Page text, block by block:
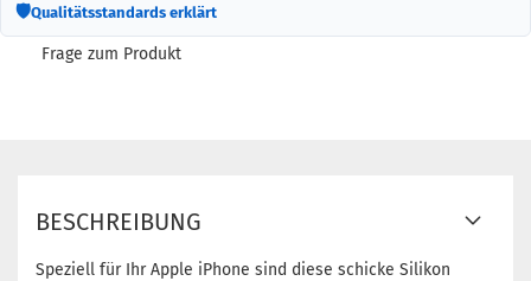
🛡Qualitätsstandards erklärt
Frage zum Produkt
BESCHREIBUNG
Speziell für Ihr Apple iPhone sind diese schicke Silikon